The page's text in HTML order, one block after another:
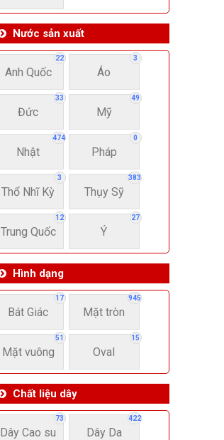
Nước sản xuất
22
Anh Quốc
3
Áo
33
Đức
49
Mỹ
474
Nhật
0
Pháp
3
Thổ Nhĩ Kỳ
383
Thụy Sỹ
12
Trung Quốc
27
Ý
Hình dạng
17
Bát Giác
945
Mặt tròn
51
Mặt vuông
15
Oval
Chất liệu dây
73
Dây Cao su
422
Dây Da